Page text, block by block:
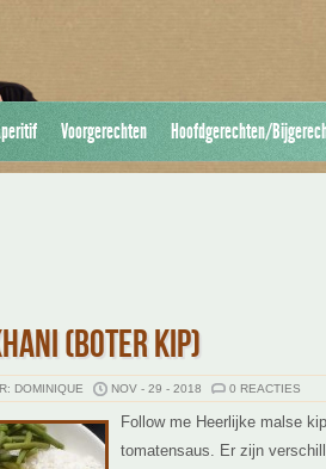
Voorgerechten Hoofdgerechten/
(BOTER KIP)
DOMINIQUE NOV - 29 - 2018 0 REACTIES
Follow me Heerlijke malse
tomatensaus. Er zijn